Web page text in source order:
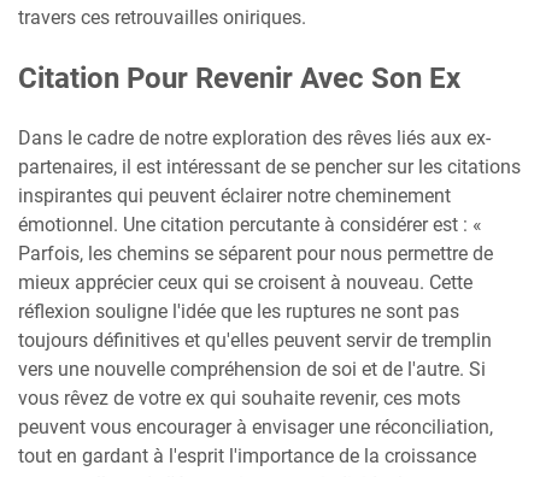
travers ces retrouvailles oniriques.
Citation Pour Revenir Avec Son Ex
Dans le cadre de notre exploration des rêves liés aux ex-
partenaires, il est intéressant de se pencher sur les citations
inspirantes qui peuvent éclairer notre cheminement
émotionnel. Une citation percutante à considérer est : «
Parfois, les chemins se séparent pour nous permettre de
mieux apprécier ceux qui se croisent à nouveau. Cette
réflexion souligne l'idée que les ruptures ne sont pas
toujours définitives et qu'elles peuvent servir de tremplin
vers une nouvelle compréhension de soi et de l'autre. Si
vous rêvez de votre ex qui souhaite revenir, ces mots
peuvent vous encourager à envisager une réconciliation,
tout en gardant à l'esprit l'importance de la croissance